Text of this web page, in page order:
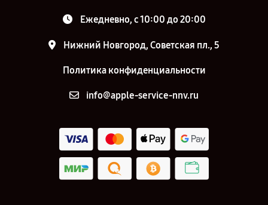
Ежедневно, с 10:00 до 20:00
Нижний Новгород, Советская пл., 5
Политика конфиденциальности
info@apple-service-nnv.ru